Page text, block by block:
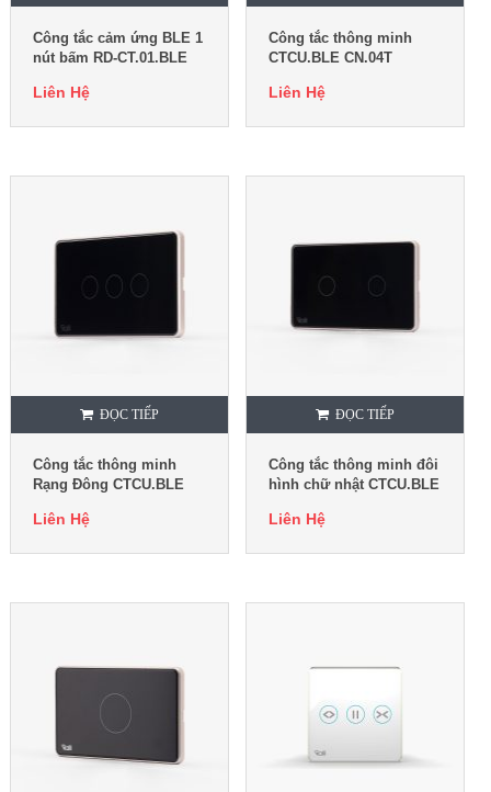
Công tắc cảm ứng BLE 1
nút bấm RD-CT.01.BLE
Liên Hệ
Công tắc thông minh
CTCU.BLE CN.04T
Liên Hệ
ĐỌC TIẾP
Công tắc thông minh
Rạng Đông CTCU.BLE
Liên Hệ
ĐỌC TIẾP
Công tắc thông minh đôi
hình chữ nhật CTCU.BLE
Liên Hệ